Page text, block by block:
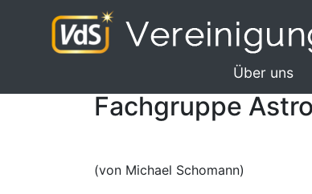
Über uns
Fachgruppe
(von Michael Schomann)